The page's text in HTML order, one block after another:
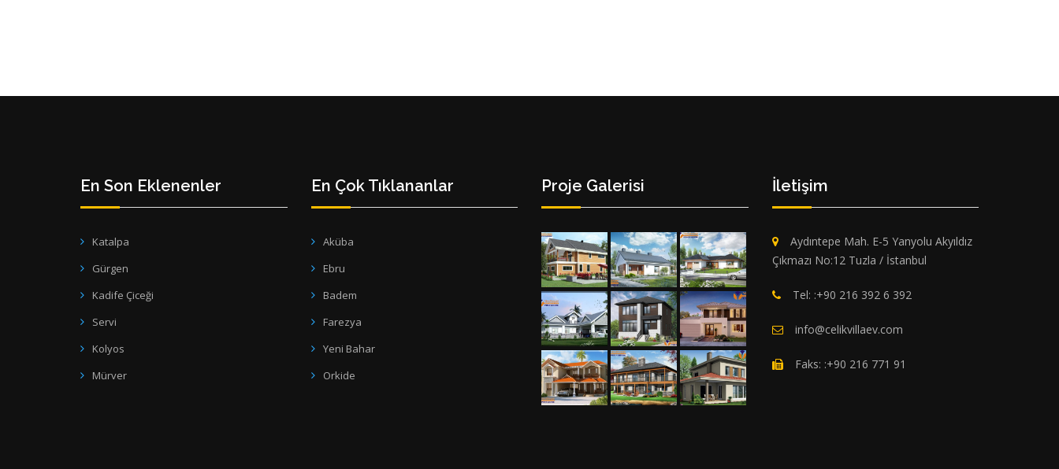
En Son Eklenenler
Katalpa
Gürgen
Kadife Çiceği
Servi
Kolyos
Mürver
En Çok Tıklananlar
Aküba
Ebru
Badem
Farezya
Yeni Bahar
Orkide
Proje Galerisi İletişim
Aydıntepe Mah. E-5 Yanyolu Akyıldız
Çıkmazı No:12 Tuzla / İstanbul
Tel: :+90 216 392 6 392
info@celikvillaev.com
Faks: :+90 216 771 91